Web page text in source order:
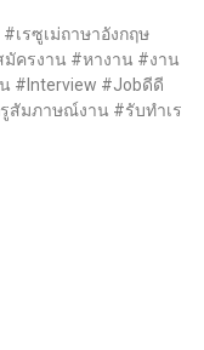
เรซูเม่ถาษาอังกฤษ
มัครงาน #หางาน #งาน
#Interview #Jobดีดี
สัมภาษณ์งาน #รับทำเร